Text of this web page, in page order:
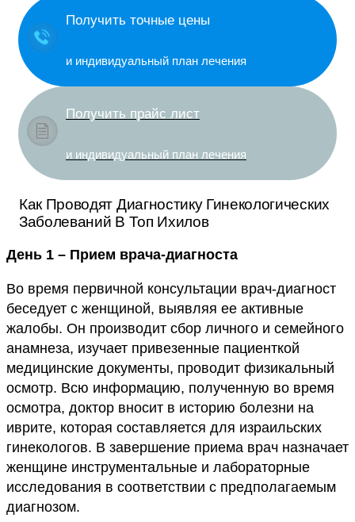
Получить точные цены
и индивидуальный план лечения
Получить прайс лист
и индивидуальный план лечения
Как Проводят Диагностику Гинекологических
Заболеваний В Топ Ихилов
День 1 – Прием врача-диагноста
Во время первичной консультации врач-диагност
беседует с женщиной, выявляя ее активные
жалобы. Он производит сбор личного и семейного
анамнеза, изучает привезенные пациенткой
медицинские документы, проводит физикальный
осмотр. Всю информацию, полученную во время
осмотра, доктор вносит в историю болезни на
иврите, которая составляется для израильских
гинекологов. В завершение приема врач назначает
женщине инструментальные и лабораторные
исследования в соответствии с предполагаемым
диагнозом.